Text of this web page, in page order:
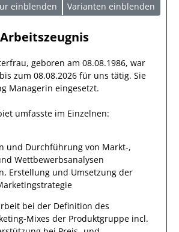
einblenden Varianten einblenden
Arbeitszeugnis
, geboren am 08.08.1986, war
bis zum 08.08.2026 für uns tätig. Sie
Managerin eingesetzt.
umfasste im Einzelnen:
und Durchführung von Markt-,
Wettbewerbsanalysen
Erstellung und Umsetzung der
bei der Definition des
Mixes der Produktgruppe incl.